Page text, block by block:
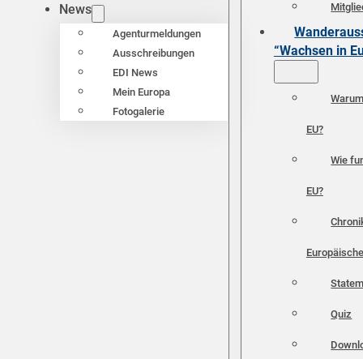
News
Agenturmeldungen
Ausschreibungen
EDI News
Mein Europa
Fotogalerie
“Wachsen in
EU?
Wie
EU?
Quiz